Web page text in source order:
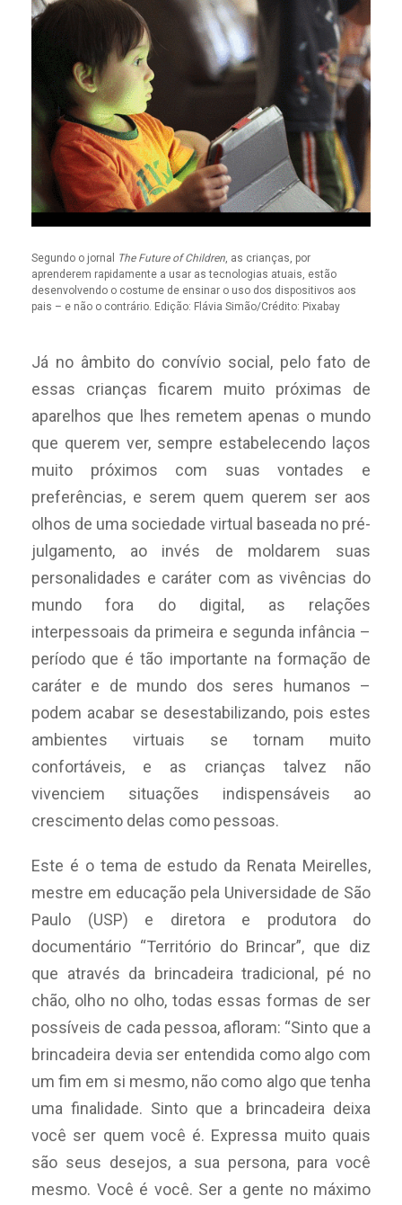
Segundo o jornal The Future of Children, as crianças, por
aprenderem rapidamente a usar as tecnologias atuais, estão
desenvolvendo o costume de ensinar o uso dos dispositivos aos
pais – e não o contrário. Edição: Flávia Simão/Crédito: Pixabay
Já no âmbito do convívio social, pelo fato de
essas crianças ficarem muito próximas de
aparelhos que lhes remetem apenas o mundo
que querem ver, sempre estabelecendo laços
muito próximos com suas vontades e
preferências, e serem quem querem ser aos
olhos de uma sociedade virtual baseada no pré-
julgamento, ao invés de moldarem suas
personalidades e caráter com as vivências do
mundo fora do digital, as relações
interpessoais da primeira e segunda infância –
período que é tão importante na formação de
caráter e de mundo dos seres humanos –
podem acabar se desestabilizando, pois estes
ambientes virtuais se tornam muito
confortáveis, e as crianças talvez não
vivenciem situações indispensáveis ao
crescimento delas como pessoas.
Este é o tema de estudo da Renata Meirelles,
mestre em educação pela Universidade de São
Paulo (USP) e diretora e produtora do
documentário “Território do Brincar”, que diz
que através da brincadeira tradicional, pé no
chão, olho no olho, todas essas formas de ser
possíveis de cada pessoa, afloram: “Sinto que a
brincadeira devia ser entendida como algo com
um fim em si mesmo, não como algo que tenha
uma finalidade. Sinto que a brincadeira deixa
você ser quem você é. Expressa muito quais
são seus desejos, a sua persona, para você
mesmo. Você é você. Ser a gente no máximo